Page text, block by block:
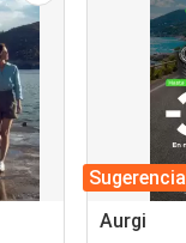
Sugerencia
Aurgi